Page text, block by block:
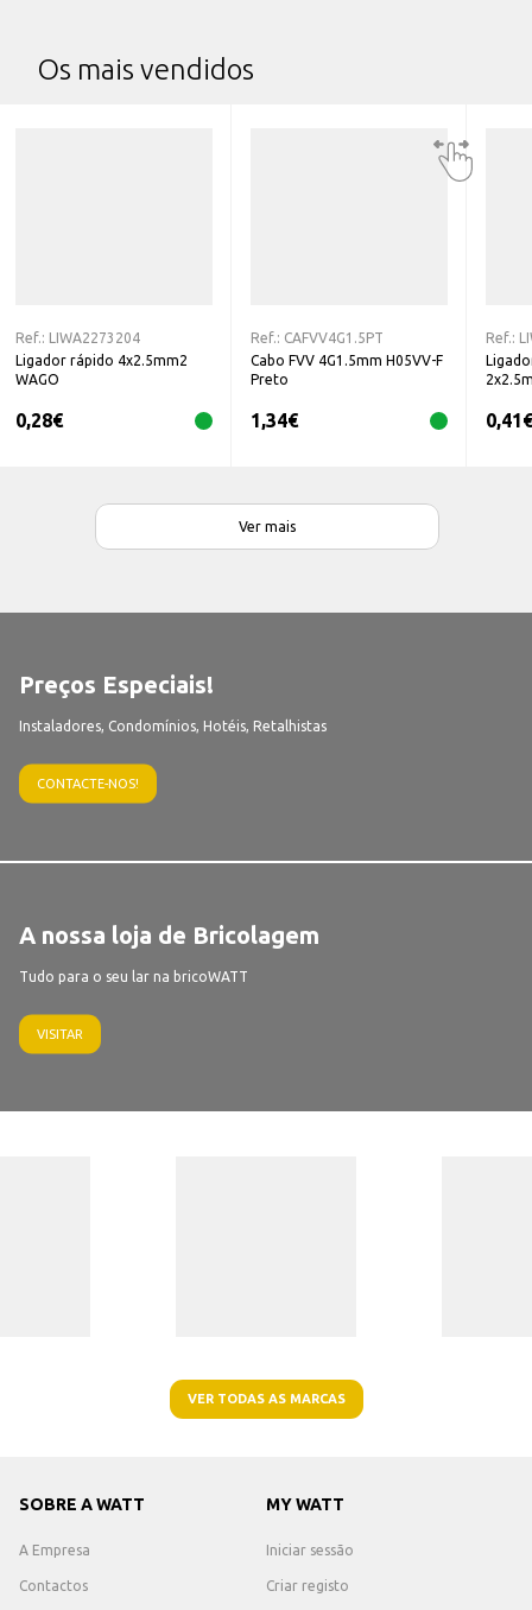
Os mais vendidos
Ref.:
LIWA2273204
Ligador rápido 4x2.5mm2
WAGO
0,28€
Ref.: CAFVV4G1.5PT
Cabo FVV 4G1.5mm H05VV-F
Preto
1,34€
Ref.:
0,41€
Ver mais
Preços Especiais!
Instaladores, Condomínios, Hotéis, Retalhistas
CONTACTE-NOS!
A nossa loja de Bricolagem
Tudo para o seu lar na bricoWATT
VISITAR
VER TODAS AS MARCAS
SOBRE A WATT
A Empresa
Contactos
MY WATT
Iniciar sessão
Criar registo